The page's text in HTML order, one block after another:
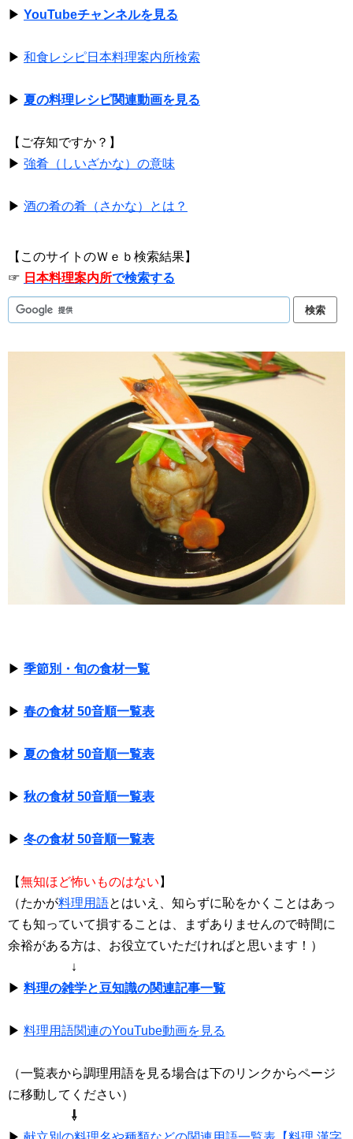
▶ YouTubeチャンネルを見る
▶ 和食レシピ日本料理案内所検索
▶ 夏の料理レシピ関連動画を見る
【ご存知ですか？】
▶ 強肴（しいざかな）の意味
▶ 酒の肴の肴（さかな）とは？
【このサイトのＷｅｂ検索結果】
☞ 日本料理案内所で検索する
▶ 季節別・旬の食材一覧
▶ 春の食材 50音順一覧表
▶ 夏の食材 50音順一覧表
▶ 秋の食材 50音順一覧表
▶ 冬の食材 50音順一覧表
【無知ほど怖いものはない 】
（たかが料理用語とはいえ、知らずに恥をかくことはあっ
ても知っていて損することは、まずありませんので時間に
余裕がある方は、お役立ていただければと思います！）
↓
▶ 料理の雑学と豆知識の関連記事一覧
▶ 料理用語関連のYouTube動画を見る
（一覧表から調理用語を見る場合は下のリンクからページ
に移動してください）
⇩